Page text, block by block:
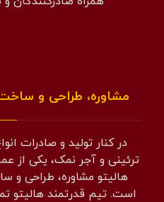
مشاوره، طراحی و
در کنار تولید و صادرات
ترئینی و آجر نمک، یکی از
هالیتو مشاوره، طراحی و
است. تیم قدرتمند هالیتو